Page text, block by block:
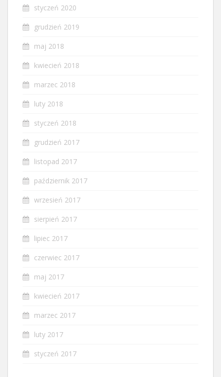
styczeń 2020
grudzień 2019
maj 2018
kwiecień 2018
marzec 2018
luty 2018
styczeń 2018
grudzień 2017
listopad 2017
październik 2017
wrzesień 2017
sierpień 2017
lipiec 2017
czerwiec 2017
maj 2017
kwiecień 2017
marzec 2017
luty 2017
styczeń 2017